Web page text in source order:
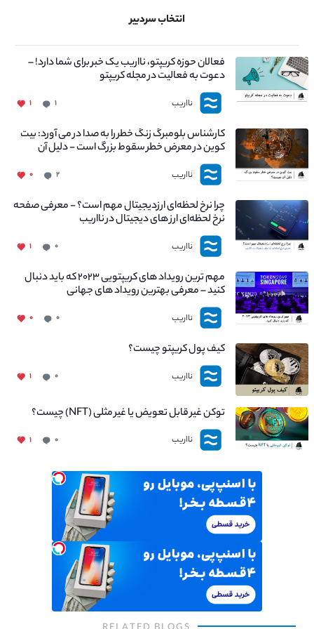
انتخاب سردبیر
فعالان حوزه کریپتو، نااریب یک خبر برای شما دارد! –
دعوت به فعالیت در مجله کریپتو
نااریب ۱ ۱
کارشناس بلومبرگ زنگ خطر را به صدا در می آورد: بیت
کوین در معرض خطر سقوط بزرگ است - دلیل آن
چیست؟
نااریب ۲ ۰
چرا نرخ لحظه‌ای ارزدیجیتال مهم است؟ - معرفی صفحه
نرخ لحظه‌ای ارز های دیجیتال در نااریب
نااریب ۰ ۱
مهم ترین رویداد های کریپتویی ۲۰۲۳ که باید دنبال
کنید – معرفی بهترین رویداد های جهانی
نااریب ۰ ۰
کیف پول کریپتو چیست؟
نااریب ۰ ۱
توکن غیر قابل تعویض یا غیر مثلی (NFT) چیست؟
نااریب ۰ ۱